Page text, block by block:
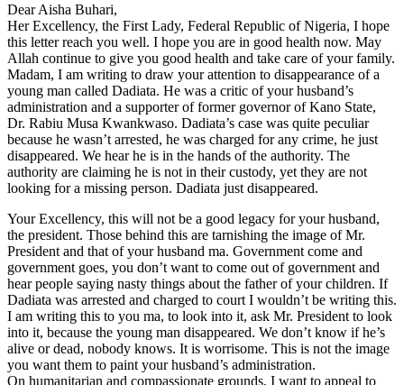
Dear Aisha Buhari,
Her Excellency, the First Lady, Federal Republic of Nigeria, I hope
this letter reach you well. I hope you are in good health now. May
Allah continue to give you good health and take care of your family.
Madam, I am writing to draw your attention to disappearance of a
young man called Dadiata. He was a critic of your husband’s
administration and a supporter of former governor of Kano State,
Dr. Rabiu Musa Kwankwaso. Dadiata’s case was quite peculiar
because he wasn’t arrested, he was charged for any crime, he just
disappeared. We hear he is in the hands of the authority. The
authority are claiming he is not in their custody, yet they are not
looking for a missing person. Dadiata just disappeared.
Your Excellency, this will not be a good legacy for your husband,
the president. Those behind this are tarnishing the image of Mr.
President and that of your husband ma. Government come and
government goes, you don’t want to come out of government and
hear people saying nasty things about the father of your children. If
Dadiata was arrested and charged to court I wouldn’t be writing this.
I am writing this to you ma, to look into it, ask Mr. President to look
into it, because the young man disappeared. We don’t know if he’s
alive or dead, nobody knows. It is worrisome. This is not the image
you want them to paint your husband’s administration.
On humanitarian and compassionate grounds, I want to appeal to